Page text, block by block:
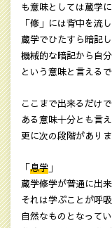
も意味としては蔵学
「修」には背中を流
蔵学でひたすら暗記
機械的な暗記から自
という意味と言える
ここまで出来るだけ
ある意味十分とも言
更に次の段階があり
「息学 」
蔵学修学が普通に出
それは学ぶことが呼
自然なものとなって